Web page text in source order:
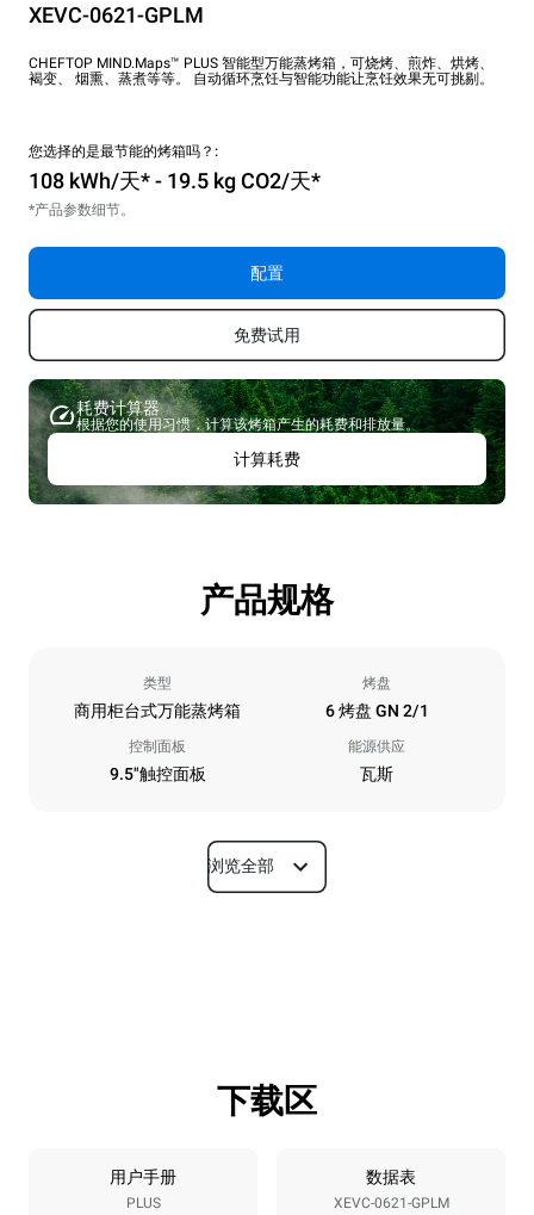
XEVC-0621-GPLM
CHEFTOP MIND.Maps™ PLUS 智能型万能蒸烤箱，可烧烤、煎炸、烘烤、
褐变、 烟熏、蒸煮等等。 自动循环烹饪与智能功能让烹饪效果无可挑剔。
您选择的是最节能的烤箱吗？:
108 kWh/天* - 19.5 kg CO2/天*
*产品参数细节。
配置
免费试用
耗费计算器
根据您的使用习惯，计算该烤箱产生的耗费和排放量。
计算耗费
产品规格
类型
商用柜台式万能蒸烤箱
烤盘
6 烤盘 GN 2/1
控制面板
9.5"触控面板
能源供应
瓦斯
尺寸
烤盘规格
6 GN 2/1
烤盘间距
浏览全部
下载区
用户手册
PLUS
数据表
XEVC-0621-GPLM